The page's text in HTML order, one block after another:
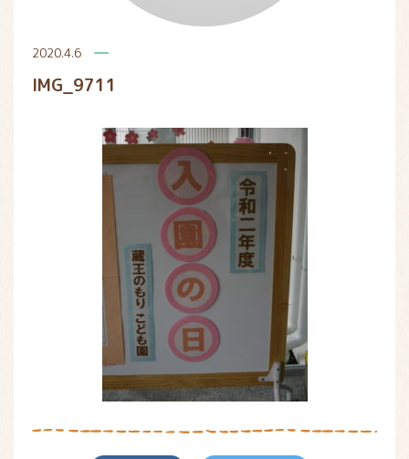
2020.4.6
IMG_9711